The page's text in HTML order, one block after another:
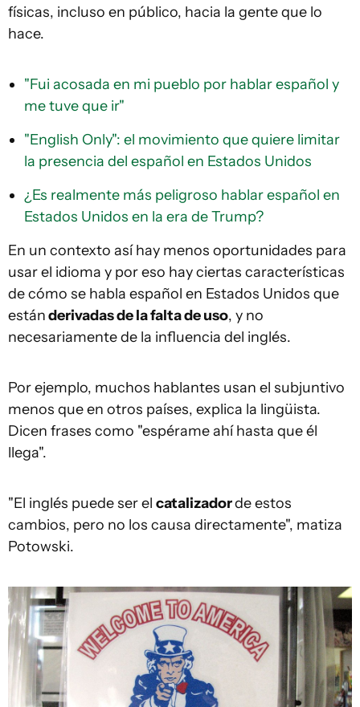
físicas, incluso en público, hacia la gente que lo
hace.
"Fui acosada en mi pueblo por hablar español y
me tuve que ir"
"English Only": el movimiento que quiere limitar
la presencia del español en Estados Unidos
¿Es realmente más peligroso hablar español en
Estados Unidos en la era de Trump?
En un contexto así hay menos oportunidades para
usar el idioma y por eso hay ciertas características
de cómo se habla español en Estados Unidos que
estánderivadas de la falta de uso, y no
necesariamente de la influencia del inglés.
Por ejemplo, muchos hablantes usan el subjuntivo
menos que en otros países, explica la lingüista.
Dicen frases como "espérame ahí hasta que él
llega".
"El inglés puede ser el catalizadorde estos
cambios, pero no los causa directamente", matiza
Potowski.